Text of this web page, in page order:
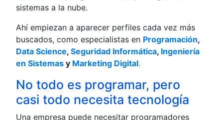
sistemas a la nube.
Ahí empiezan a aparecer perfiles cada vez más
buscados, como especialistas en Programación,
Data Science,Seguridad Informática, Ingeniería
en Sistemas y Marketing Digital.
No todo es programar, pero
casi todo necesita tecnología
Una empresa puede necesitar programadores